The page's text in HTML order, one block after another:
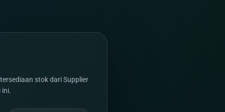
stok dari Supplier
ini.